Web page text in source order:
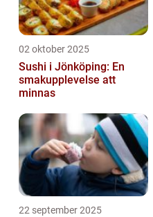
02 oktober 2025
Sushi i Jönköping: En
smakupplevelse att
minnas
22 september 2025